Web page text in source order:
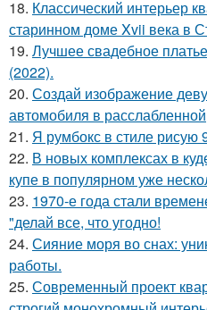
18. Классический интерьер
старинном доме Xvii века в
19. Лучшее свадебное
(2022).
20. Создай изображение
автомобиля в
21. Я румбокс в стиле рисую
22. В новых комплексах в
купе в популярном уже
23. 1970-е года стали
"делай все, что угодно!
24. Сияние моря во снах:
работы.
25. Современный проект